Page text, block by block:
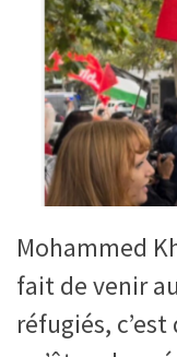
Mohammed
fait de venir
réfugiés,